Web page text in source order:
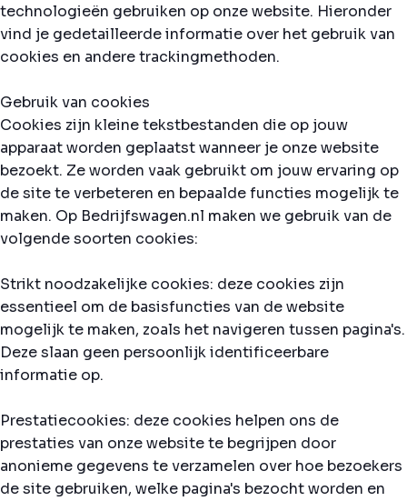
technologieën gebruiken op onze website. Hieronder
vind je gedetailleerde informatie over het gebruik van
cookies en andere trackingmethoden.
Gebruik van cookies
Cookies zijn kleine tekstbestanden die op jouw
apparaat worden geplaatst wanneer je onze website
bezoekt. Ze worden vaak gebruikt om jouw ervaring op
de site te verbeteren en bepaalde functies mogelijk te
maken. Op Bedrijfswagen.nl maken we gebruik van de
volgende soorten cookies:
Strikt noodzakelijke cookies: deze cookies zijn
essentieel om de basisfuncties van de website
mogelijk te maken, zoals het navigeren tussen pagina's.
Deze slaan geen persoonlijk identificeerbare
informatie op.
Prestatiecookies: deze cookies helpen ons de
prestaties van onze website te begrijpen door
anonieme gegevens te verzamelen over hoe bezoekers
de site gebruiken, welke pagina's bezocht worden en